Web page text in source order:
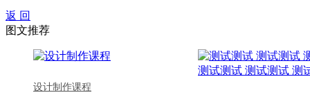
返 回
图文推荐
设计制作课程